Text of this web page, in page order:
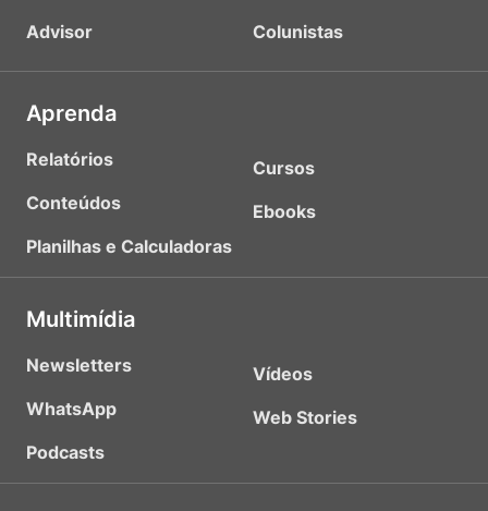
Advisor
Colunistas
Aprenda
Relatórios
Conteúdos
Planilhas e Calculadoras
Cursos
Ebooks
Multimídia
Newsletters
WhatsApp
Podcasts
Vídeos
Web Stories